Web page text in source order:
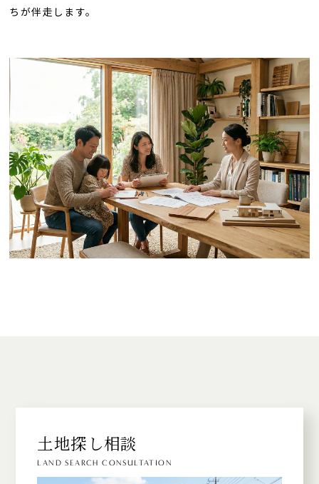
ちが伴走します。
土地探し相談
LAND SEARCH CONSULTATION